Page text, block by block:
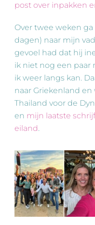
post over inpakken
Over twee weken ga
dagen) naar mijn
gevoel had dat hij
ik niet nog een paar
ik weer langs kan.
naar Griekenland
Thailand voor de
en mijn laatste
eiland.